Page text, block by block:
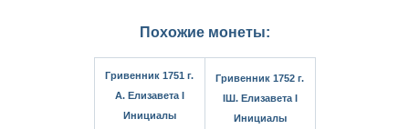
Похожие монеты:
Гривенник 1751 г.
А. Елизавета I
Инициалы
Гривенник 1752 г.
IШ. Елизавета I
Инициалы